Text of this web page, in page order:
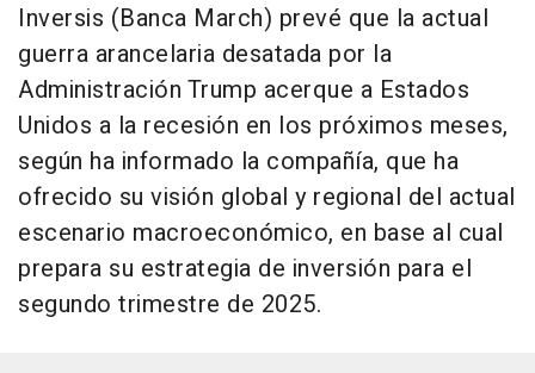
Inversis (Banca March) prevé que la actual
guerra arancelaria desatada por la
Administración Trump acerque a Estados
Unidos a la recesión en los próximos meses,
según ha informado la compañía, que ha
ofrecido su visión global y regional del actual
escenario macroeconómico, en base al cual
prepara su estrategia de inversión para el
segundo trimestre de 2025.